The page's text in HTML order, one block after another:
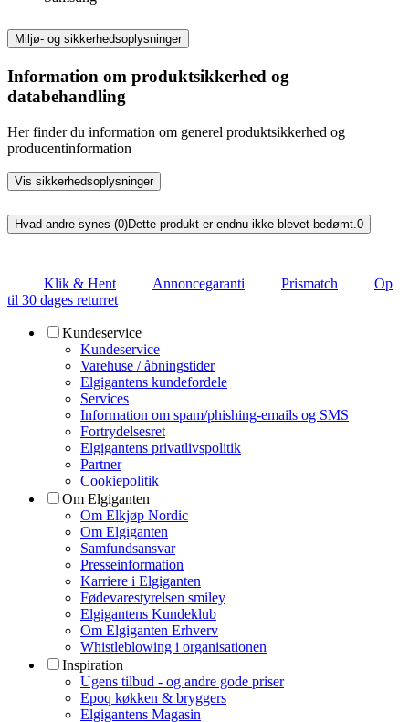
Miljø- og sikkerhedsoplysninger
Information om produktsikkerhed og
databehandling
Her finder du information om generel produktsikkerhed og
producentinformation
Vis sikkerhedsoplysninger
Hvad andre synes (0)Dette produkt er endnu ikke blevet bedømt. 0
Klik & Hent Annoncegaranti Prismatch
Op
til 30 dages returret
Kundeservice
Kundeservice
Varehuse / åbningstider
Elgigantens kundefordele
Services
Information om spam/phishing-emails og SMS
Fortrydelsesret
Elgigantens privatlivspolitik
Partner
Cookiepolitik
Om Elgiganten
Om Elkjøp Nordic
Om Elgiganten
Samfundsansvar
Presseinformation
Karriere i Elgiganten
Fødevarestyrelsen smiley
Elgigantens Kundeklub
Om Elgiganten Erhverv
Whistleblowing i organisationen
Inspiration
Ugens tilbud - og andre gode priser
Epoq køkken & bryggers
Elgigantens Magasin